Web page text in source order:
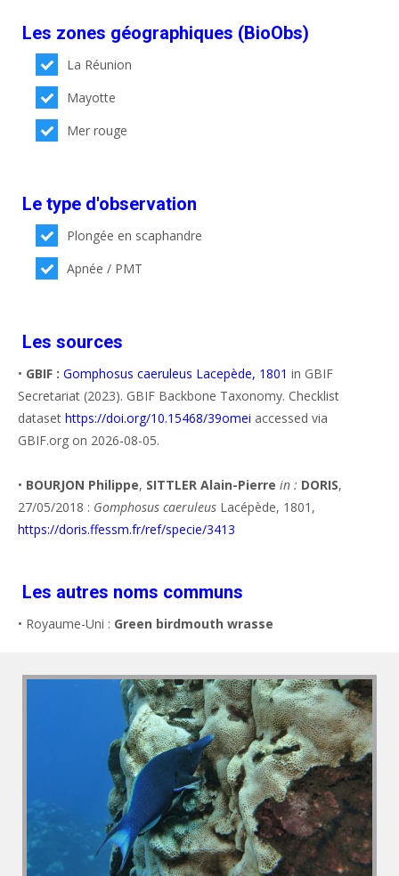
Les zones géographiques (BioObs)
La Réunion
Mayotte
Mer rouge
Le type d'observation
Plongée en scaphandre
Apnée / PMT
Les sources
• GBIF : Gomphosus caeruleus Lacepède, 1801 in GBIF
Secretariat (2023). GBIF Backbone Taxonomy. Checklist
dataset https://doi.org/10.15468/39omei accessed via
GBIF.org on 2026-08-05.
• BOURJON Philippe, SITTLER Alain-Pierre in : DORIS,
27/05/2018 : Gomphosus caeruleus Lacépède, 1801,
https://doris.ffessm.fr/ref/specie/3413
Les autres noms communs
• Royaume-Uni : Green birdmouth wrasse